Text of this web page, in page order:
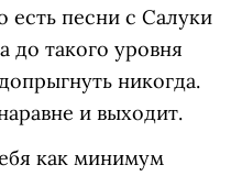
песни с Салуки
такого уровня
никогда.
и выходит.
как минимум